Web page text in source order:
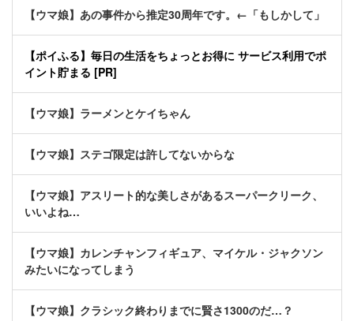
【ウマ娘】あの事件から推定30周年です。←「もしかして」
【ポイふる】毎日の生活をちょっとお得に サービス利用でポ
イント貯まる [PR]
【ウマ娘】ラーメンとケイちゃん
【ウマ娘】ステゴ限定は許してないからな
【ウマ娘】アスリート的な美しさがあるスーパークリーク、
いいよね…
【ウマ娘】カレンチャンフィギュア、マイケル・ジャクソン
みたいになってしまう
【ウマ娘】クラシック終わりまでに賢さ1300のだ…？